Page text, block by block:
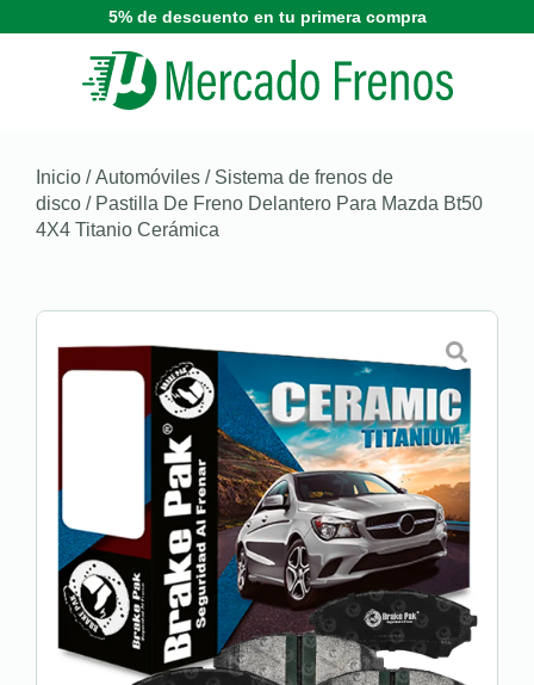
5% de descuento en tu primera compra
Inicio /Automóviles / Sistema de frenos de
disco / Pastilla De Freno Delantero Para Mazda Bt50
4X4 Titanio Cerámica